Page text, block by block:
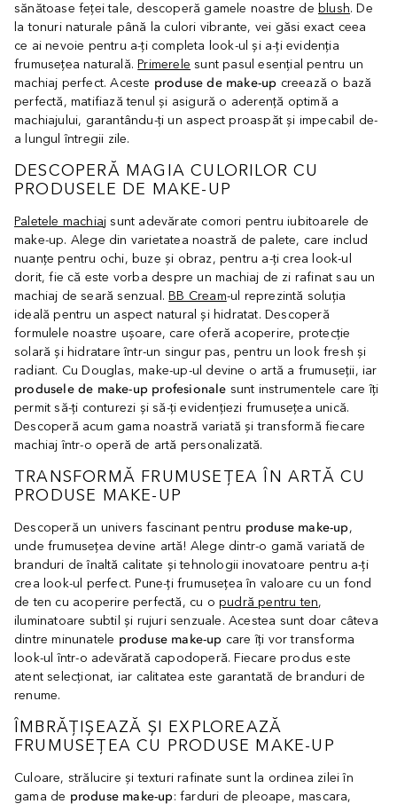
sănătoase feței tale, descoperă gamele noastre de blush. De
la tonuri naturale până la culori vibrante, vei găsi exact ceea
ce ai nevoie pentru a-ți completa look-ul și a-ți evidenția
frumusețea naturală.Primerele sunt pasul esențial pentru un
machiaj perfect. Aceste produse de make-up creează o bază
perfectă, matifiază tenul și asigură o aderență optimă a
machiajului, garantându-ți un aspect proaspăt și impecabil de-
a lungul întregii zile.
DESCOPERĂ MAGIA CULORILOR CU
PRODUSELE DE MAKE-UP
Paletele machiaj sunt adevărate comori pentru iubitoarele de
make-up. Alege din varietatea noastră de palete, care includ
nuanțe pentru ochi, buze și obraz, pentru a-ți crea look-ul
dorit, fie că este vorba despre un machiaj de zi rafinat sau un
machiaj de seară senzual.BB Cream-ul reprezintă soluția
ideală pentru un aspect natural și hidratat. Descoperă
formulele noastre ușoare, care oferă acoperire, protecție
solară și hidratare într-un singur pas, pentru un look fresh și
radiant. Cu Douglas, make-up-ul devine o artă a frumuseții, iar
produsele de make-up profesionale sunt instrumentele care îți
permit să-ți conturezi și să-ți evidențiezi frumusețea unică.
Descoperă acum gama noastră variată și transformă fiecare
machiaj într-o operă de artă personalizată.
TRANSFORMĂ FRUMUSEȚEA ÎN ARTĂ CU
PRODUSE MAKE-UP
Descoperă un univers fascinant pentru produse make-up,
unde frumusețea devine artă! Alege dintr-o gamă variată de
branduri de înaltă calitate și tehnologii inovatoare pentru a-ți
crea look-ul perfect. Pune-ți frumusețea în valoare cu un fond
de ten cu acoperire perfectă, cu o pudră pentru ten,
iluminatoare subtil și rujuri senzuale. Acestea sunt doar câteva
dintre minunatele produse make-up care îți vor transforma
look-ul într-o adevărată capodoperă. Fiecare produs este
atent selecționat, iar calitatea este garantată de branduri de
renume.
ÎMBRĂȚIȘEAZĂ ȘI EXPLOREAZĂ
FRUMUSEȚEA CU PRODUSE MAKE-UP
Culoare, strălucire și texturi rafinate sunt la ordinea zilei în
gama de produse make-up: farduri de pleoape, mascara,